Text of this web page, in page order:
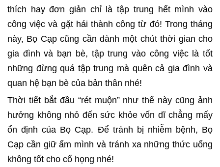
thích hay đơn giản chỉ là tập trung hết mình vào
công việc và gặt hái thành công từ đó! Trong tháng
này, Bọ Cạp cũng cần dành một chút thời gian cho
gia đình và bạn bè, tập trung vào công việc là tốt
những đừng quá tập trung mà quên cả gia đình và
quan hệ bạn bè của bản thân nhé!
Thời tiết bắt đầu “rét muộn” như thế này cũng ảnh
hưởng không nhỏ đến sức khỏe vốn dĩ chẳng mấy
ổn định của Bọ Cạp. Để tránh bị nhiễm bệnh, Bọ
Cạp cần giữ ấm mình và tránh xa những thức uống
không tốt cho cổ họng nhé!